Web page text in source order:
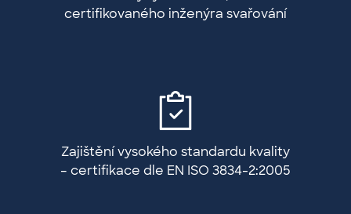
certifikovaného inženýra svařování
Zajištění vysokého standardu kvality
– certifikace dle EN ISO 3834-2:2005